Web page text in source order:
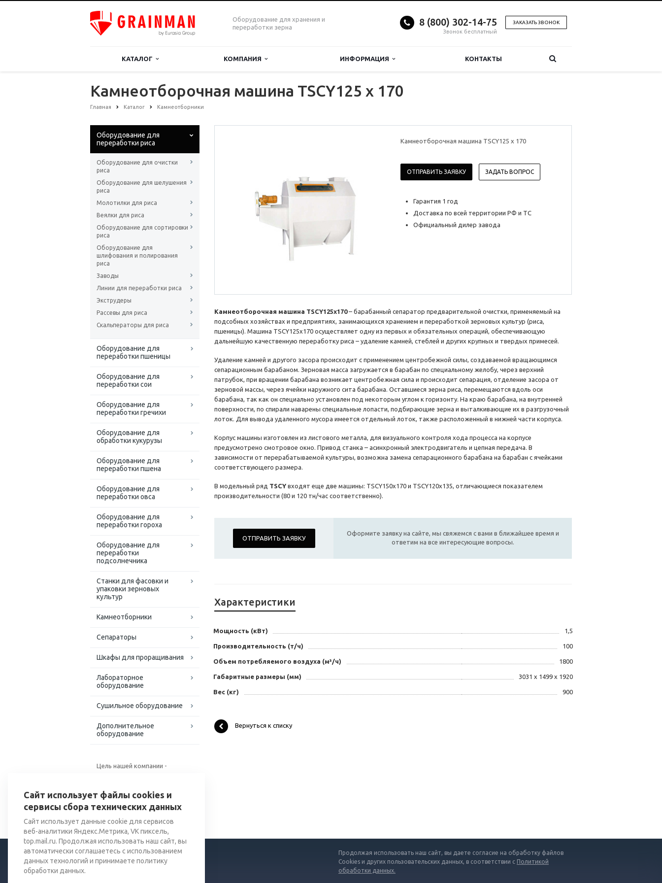
Оборудование для хранения и
переработки зерна
ЗАКАЗАТЬ ЗВОНОК
8 (800) 302-14-75
Звонок бесплатный
КАТАЛОГ КОМПАНИЯ ИНФОРМАЦИЯ КОНТАКТЫ
Камнеотборочная машина TSCY125 x 170
Главная Каталог Камнеотборники
Оборудование для
переработки риса
Оборудование для очистки
риса
Оборудование для шелушения
риса
Молотилки для риса
Веялки для риса
Оборудование для сортировки
риса
Оборудование для
шлифования и полирования
риса
Заводы
Линии для переработки риса
Экструдеры
Рассевы для риса
Скальператоры для риса
Оборудование для
переработки пшеницы
Оборудование для
переработки сои
Оборудование для
переработки гречихи
Оборудование для
обработки кукурузы
Оборудование для
переработки пшена
Оборудование для
переработки овса
Оборудование для
переработки гороха
Оборудование для
переработки
подсолнечника
Станки для фасовки и
упаковки зерновых
культур
Камнеотборники
Сепараторы
Шкафы для проращивания
Лабораторное
оборудование
Сушильное оборудование
Дополнительное
оборудование
Цель нашей компании -
переработки зерна.
Камнеотборочная машина TSCY125 x 170
ОТПРАВИТЬ ЗАЯВКУ ЗАДАТЬ ВОПРОС
Гарантия 1 год
Доставка по всей территории РФ и ТС
Официальный дилер завода
Камнеотборочная машина TSCY125х170– барабанный сепаратор предварительной очистки, применяемый на
подсобных хозяйствах и предприятиях, занимающихся хранением и переработкой зерновых культур (риса,
пшеницы). Машина TSCY125х170 осуществляет одну из первых и обязательных операций, обеспечивающую
дальнейшую качественную переработку риса – удаление камней, стеблей и других крупных и твердых примесей.
Удаление камней и другого засора происходит с применением центробежной силы, создаваемой вращающимся
сепарационным барабаном. Зерновая масса загружается в барабан по специальному желобу, через верхний
патрубок, при вращении барабана возникает центробежная сила и происходит сепарация, отделение засора от
зерновой массы, через ячейки наружного сита барабана. Оставшиеся зерна риса, перемещаются вдоль оси
барабана, так как он специально установлен под некоторым углом к горизонту. На краю барабана, на внутренней
поверхности, по спирали наварены специальные лопасти, подбирающие зерна и выталкивающие их в разгрузочный
лоток. Для вывода удаленного мусора имеется отдельный лоток, также расположенный в нижней части корпуса.
Корпус машины изготовлен из листового металла, для визуального контроля хода процесса на корпусе
предусмотрено смотровое окно. Привод станка – асинхронный электродвигатель и цепная передача. В
зависимости от перерабатываемой культуры, возможна замена сепарационного барабана на барабан с ячейками
соответствующего размера.
В модельный ряд TSCY входят еще две машины: TSCY150х170 и TSCY120х135, отличающиеся показателем
производительности (80 и 120 тн/час соответственно).
ОТПРАВИТЬ ЗАЯВКУ
Оформите заявку на сайте, мы свяжемся с вами в ближайшее время и
ответим на все интересующие вопросы.
Характеристики
Мощность (кВт) 1,5
Производительность (т/ч) 100
Объем потребляемого воздуха (м³/ч) 1800
Габаритные размеры (мм) 3031 x 1499 x 1920
Вес (кг) 900
Вернуться к списку
Продолжая использовать наш сайт, вы даете согласие на обработку файлов
Cookies и других пользовательских данных, в соответствии с Политикой
обработки данных.
Сайт использует файлы cookies и
сервисы сбора технических данных
Сайт использует данные cookie для сервисов
веб-аналитики Яндекс.Метрика, VK пиксель,
top.mail.ru. Продолжая использовать наш сайт, вы
автоматически соглашаетесь с использованием
данных технологий и принимаете политику
обработки данных.